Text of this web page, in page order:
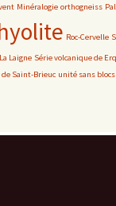
Minéralogie orthogneiss
Roc-Cervelle
Laigne Série volcanique de
Saint-Brieuc unité sans blocs